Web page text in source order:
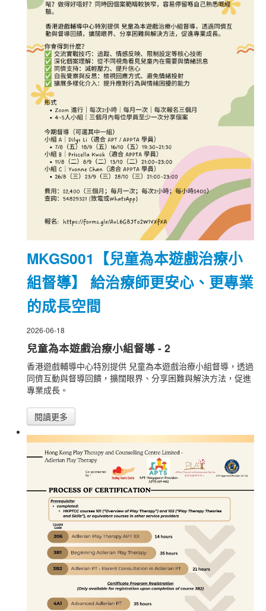
MKGS001【兒童為本遊戲治療小
組督導】 給治療師更安心、更專業
的成長空間
2026-06-18
兒童為本遊戲治療小組督導 - 2
香港遊戲輔導中心特別提供 兒童為本遊戲治療小組督導，透過
同儕互動與督導回饋，擴闊眼界、分享困難與解決方法，促進
專業成長。
閱讀更多